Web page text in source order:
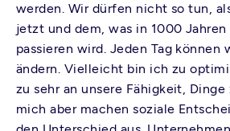
werden. Wir dürfen nicht so tun,
jetzt und dem, was in 1000
passieren wird. Jeden Tag können
ändern. Vielleicht bin ich zu
zu sehr an unsere Fähigkeit,
mich aber machen soziale